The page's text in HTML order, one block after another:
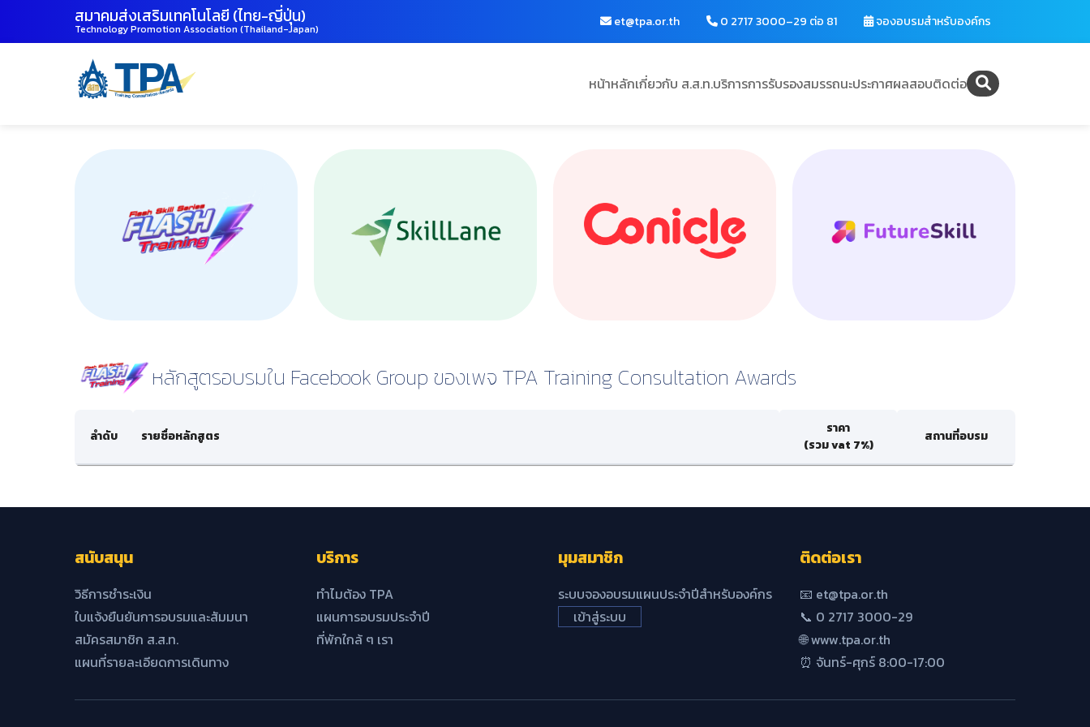
สมาคมส่งเสริมเทคโนโลยี (ไทย-ญี่ปุ่น)
Technology Promotion Association (Thailand-Japan) et@tpa.or.th 0 2717 3000–29 ต่อ 81 จองอบรมสำหรับองค์กร
หน้าหลักเกี่ยวกับ ส.ส.ท.บริการการรับรองสมรรถนะประกาศผลสอบติดต่อ
หลักสูตรอบรมใน Facebook Group ของเพจ TPA Training Consultation Awards
ลำดับ รายชื่อหลักสูตร
ราคา
(รวม vat 7%)
สถานที่อบรม
สนับสนุน
วิธีการชำระเงิน
ใบแจ้งยืนยันการอบรมและสัมมนา
สมัครสมาชิก ส.ส.ท.
แผนที่รายละเอียดการเดินทาง
บริการ
ทำไมต้อง TPA
แผนการอบรมประจำปี
ที่พักใกล้ ๆ เรา
มุมสมาชิก
ระบบจองอบรมแผนประจำปีสำหรับองค์กร
เข้าสู่ระบบ
ติดต่อเรา
📧 et@tpa.or.th
📞 0 2717 3000-29
🌐 www.tpa.or.th
⏰ จันทร์-ศุกร์ 8:00-17:00